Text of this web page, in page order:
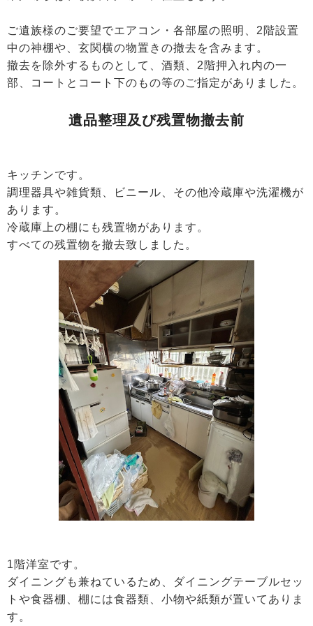
ご遺族様のご要望でエアコン・各部屋の照明、2階設置
中の神棚や、玄関横の物置きの撤去を含みます。
撤去を除外するものとして、酒類、2階押入れ内の一
部、コートとコート下のもの等のご指定がありました。
遺品整理及び残置物撤去前
キッチンです。
調理器具や雑貨類、ビニール、その他冷蔵庫や洗濯機が
あります。
冷蔵庫上の棚にも残置物があります。
すべての残置物を撤去致しました。
1階洋室です。
ダイニングも兼ねているため、ダイニングテーブルセッ
トや食器棚、棚には食器類、小物や紙類が置いてありま
す。